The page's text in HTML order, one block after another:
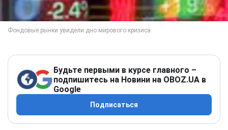
Будьте первыми в курсе главного –
подпишитесь на Новини на OBOZ.UA в
Google
Подписаться